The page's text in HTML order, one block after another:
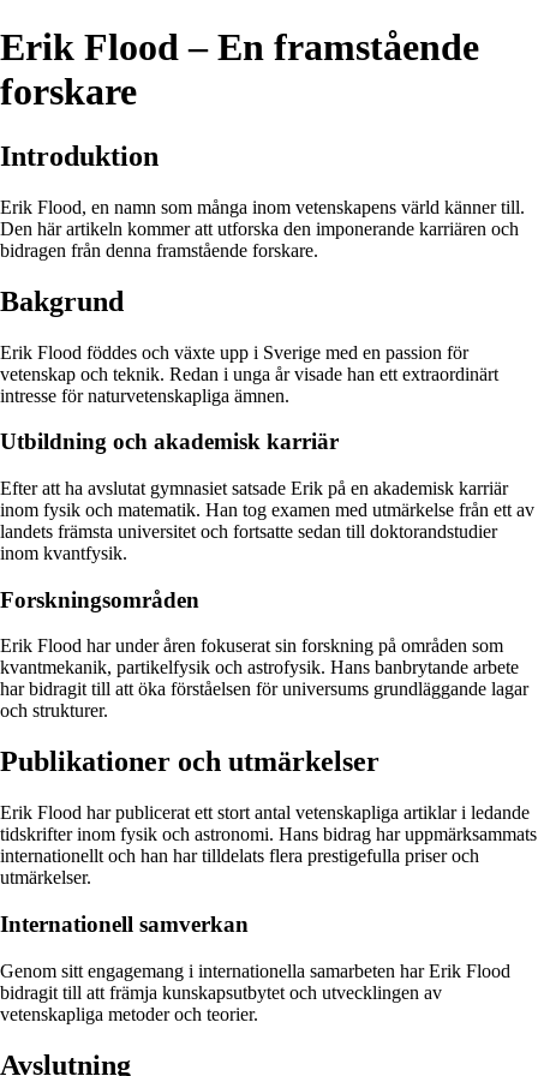
Erik Flood – En framstående
forskare
Introduktion
Erik Flood, en namn som många inom vetenskapens värld känner till.
Den här artikeln kommer att utforska den imponerande karriären och
bidragen från denna framstående forskare.
Bakgrund
Erik Flood föddes och växte upp i Sverige med en passion för
vetenskap och teknik. Redan i unga år visade han ett extraordinärt
intresse för naturvetenskapliga ämnen.
Utbildning och akademisk karriär
Efter att ha avslutat gymnasiet satsade Erik på en akademisk karriär
inom fysik och matematik. Han tog examen med utmärkelse från ett av
landets främsta universitet och fortsatte sedan till doktorandstudier
inom kvantfysik.
Forskningsområden
Erik Flood har under åren fokuserat sin forskning på områden som
kvantmekanik, partikelfysik och astrofysik. Hans banbrytande arbete
har bidragit till att öka förståelsen för universums grundläggande lagar
och strukturer.
Publikationer och utmärkelser
Erik Flood har publicerat ett stort antal vetenskapliga artiklar i ledande
tidskrifter inom fysik och astronomi. Hans bidrag har uppmärksammats
internationellt och han har tilldelats flera prestigefulla priser och
utmärkelser.
Internationell samverkan
Genom sitt engagemang i internationella samarbeten har Erik Flood
bidragit till att främja kunskapsutbytet och utvecklingen av
vetenskapliga metoder och teorier.
Avslutning